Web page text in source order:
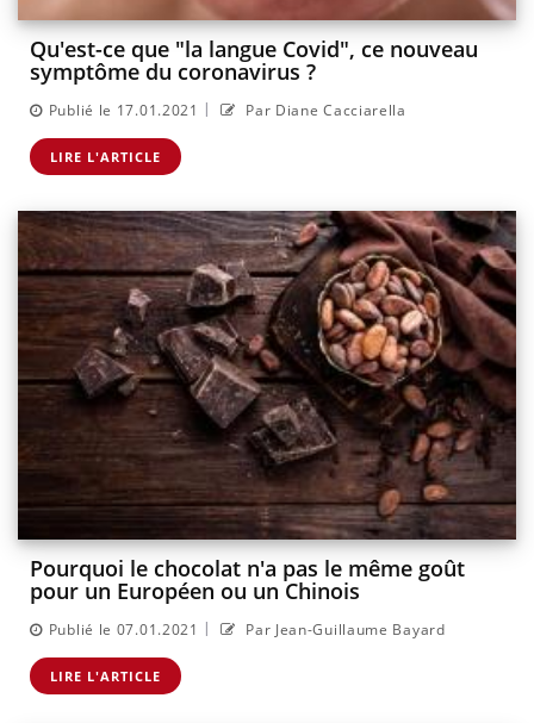
Qu'est-ce que "la langue Covid", ce nouveau
symptôme du coronavirus ?
Publié le 17.01.2021 | Par Diane Cacciarella
LIRE L'ARTICLE
Pourquoi le chocolat n'a pas le même goût
pour un Européen ou un Chinois
Publié le 07.01.2021 | Par Jean-Guillaume Bayard
LIRE L'ARTICLE